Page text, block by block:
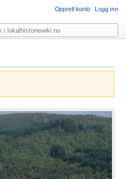
Opprett konto Logg inn